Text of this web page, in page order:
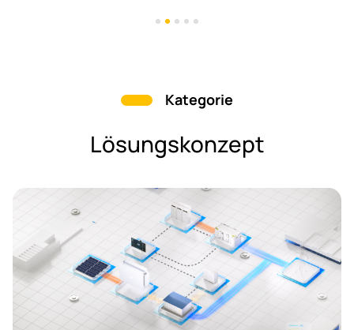
Kategorie
Lösungskonzept